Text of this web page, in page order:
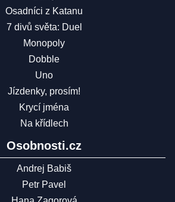
Osadníci z Katanu
7 divů světa: Duel
Monopoly
Dobble
Uno
Jízdenky, prosím!
Krycí jména
Na křídlech
Osobnosti.cz
Andrej Babiš
Petr Pavel